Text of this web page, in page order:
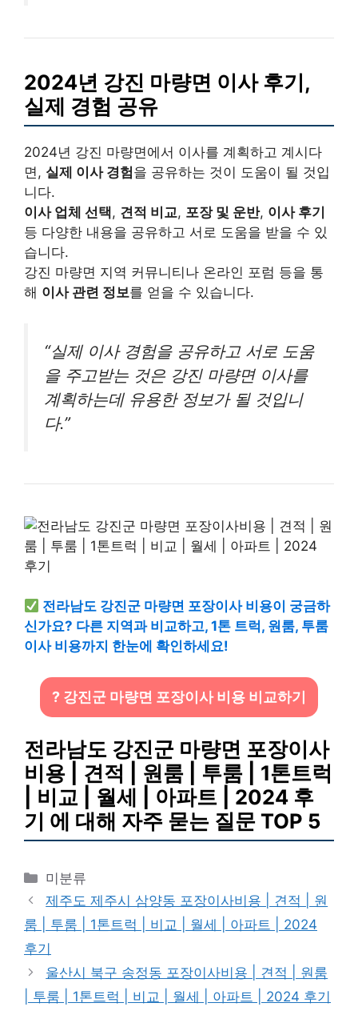
2024년 강진 마량면 이사 후기,
실제 경험 공유
2024년 강진 마량면에서 이사를 계획하고 계시다
면, 실제 이사 경험을 공유하는 것이 도움이 될 것입
니다.
이사 업체 선택, 견적 비교, 포장 및 운반, 이사 후기
등 다양한 내용을 공유하고 서로 도움을 받을 수 있
습니다.
강진 마량면 지역 커뮤니티나 온라인 포럼 등을 통
해 이사 관련 정보를 얻을 수 있습니다.
“실제 이사 경험을 공유하고 서로 도움
을 주고받는 것은 강진 마량면 이사를
계획하는데 유용한 정보가 될 것입니
다.”
전라남도 강진군 마량면 포장이사 비용이 궁금하
신가요? 다른 지역과 비교하고, 1톤 트럭, 원룸, 투룸
이사 비용까지 한눈에 확인하세요!
? 강진군 마량면 포장이사 비용 비교하기
전라남도 강진군 마량면 포장이사
비용 | 견적 | 원룸 | 투룸 | 1톤트럭
| 비교 | 월세 | 아파트 | 2024 후
기 에 대해 자주 묻는 질문 TOP 5
카
테
고
미분류
제주도 제주시 삼양동 포장이사비용 | 견적 | 원
룸 | 투룸 | 1톤트럭 | 비교 | 월세 | 아파트 | 2024
후기
울산시 북구 송정동 포장이사비용 | 견적 | 원룸
| 투룸 | 1톤트럭 | 비교 | 월세 | 아파트 | 2024 후기